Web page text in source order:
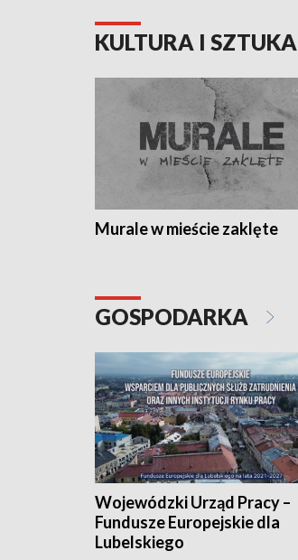
KULTURA I SZTUKA
Murale w mieście zaklęte
GOSPODARKA
Wojewódzki Urząd Pracy –
Fundusze Europejskie dla
Lubelskiego